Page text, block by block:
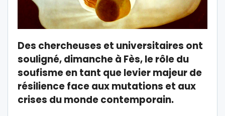
Des chercheuses et universitaires ont
souligné, dimanche à Fès, le rôle du
soufisme en tant que levier majeur de
résilience face aux mutations et aux
crises du monde contemporain.